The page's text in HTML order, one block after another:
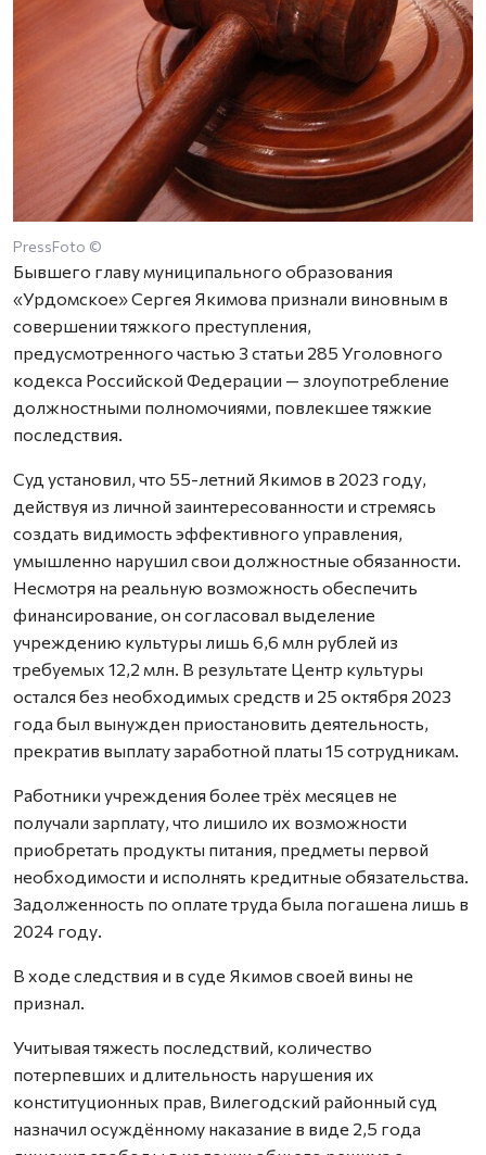
PressFoto ©
Бывшего главу муниципального образования
«Урдомское» Сергея Якимова признали виновным в
совершении тяжкого преступления,
предусмотренного частью 3 статьи 285 Уголовного
кодекса Российской Федерации — злоупотребление
должностными полномочиями, повлекшее тяжкие
последствия.
Суд установил, что 55-летний Якимов в 2023 году,
действуя из личной заинтересованности и стремясь
создать видимость эффективного управления,
умышленно нарушил свои должностные обязанности.
Несмотря на реальную возможность обеспечить
финансирование, он согласовал выделение
учреждению культуры лишь 6,6 млн рублей из
требуемых 12,2 млн. В результате Центр культуры
остался без необходимых средств и 25 октября 2023
года был вынужден приостановить деятельность,
прекратив выплату заработной платы 15 сотрудникам.
Работники учреждения более трёх месяцев не
получали зарплату, что лишило их возможности
приобретать продукты питания, предметы первой
необходимости и исполнять кредитные обязательства.
Задолженность по оплате труда была погашена лишь в
2024 году.
В ходе следствия и в суде Якимов своей вины не
признал.
Учитывая тяжесть последствий, количество
потерпевших и длительность нарушения их
конституционных прав, Вилегодский районный суд
назначил осуждённому наказание в виде 2,5 года